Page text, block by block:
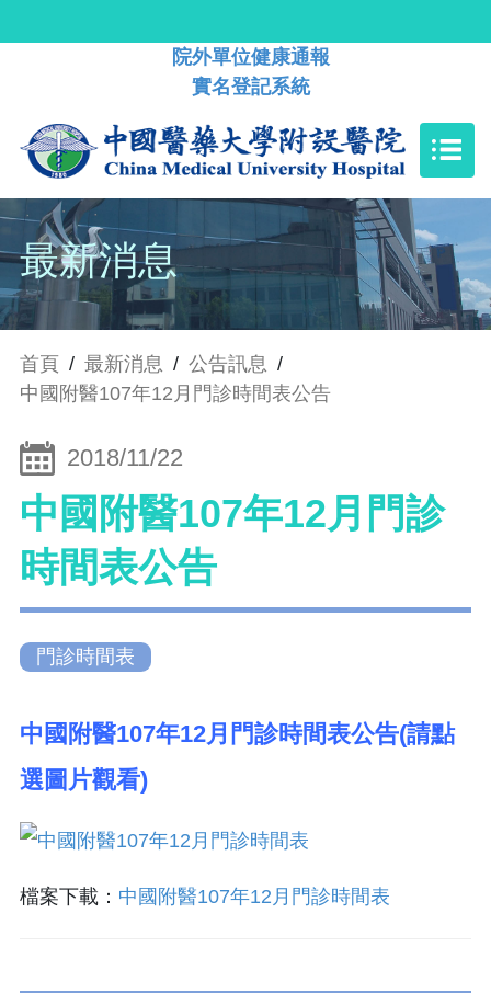
院外單位健康通報
實名登記系統
最新消息
首頁 / 最新消息 / 公告訊息 /
中國附醫107年12月門診時間表公告
2018/11/22
中國附醫107年12月門診
時間表公告
門診時間表
中國附醫107年12月門診時間表公告(請點
選圖片觀看)
檔案下載： 中國附醫107年12月門診時間表